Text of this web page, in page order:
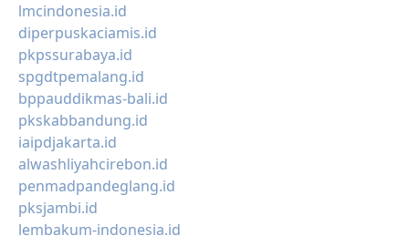
lmcindonesia.id
diperpuskaciamis.id
pkpssurabaya.id
spgdtpemalang.id
bppauddikmas-bali.id
pkskabbandung.id
iaipdjakarta.id
alwashliyahcirebon.id
penmadpandeglang.id
pksjambi.id
lembakum-indonesia.id